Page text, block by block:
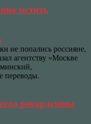
мстить
не попались россияне,
агентству «Москве
переводы.
рекордсмена